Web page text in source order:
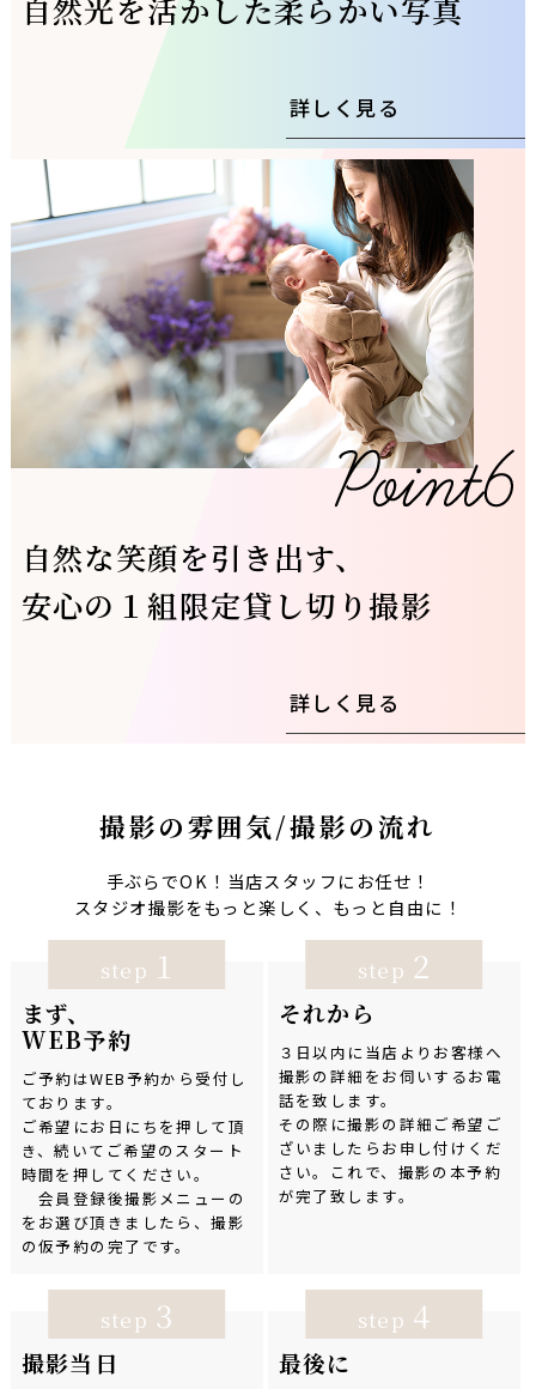
自然光を活かした柔らかい写真
詳しく見る
自然な笑顔を引き出す、
安心の１組限定貸し切り撮影
詳しく見る
撮影の雰囲気/撮影の流れ
手ぶらでOK！当店スタッフにお任せ！
スタジオ撮影をもっと楽しく、もっと自由に！
まず、
WEB予約
ご予約はWEB予約から受付し
ております。
ご希望にお日にちを押して頂
き、続いてご希望のスタート
時間を押してください。
会員登録後撮影メニューの
をお選び頂きましたら、撮影
の仮予約の完了です。
step 1
それから
３日以内に当店よりお客様へ
撮影の詳細をお伺いするお電
話を致します。
その際に撮影の詳細ご希望ご
ざいましたらお申し付けくだ
さい。これで、撮影の本予約
が完了致します。
step 2
撮影当日
step 3
最後に
step 4